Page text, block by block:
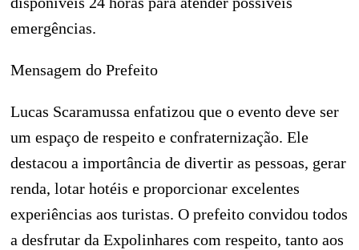
emergências.
Mensagem do Prefeito
Lucas Scaramussa enfatizou que o evento deve ser
um espaço de respeito e confraternização. Ele
destacou a importância de divertir as pessoas, gerar
renda, lotar hotéis e proporcionar excelentes
experiências aos turistas. O prefeito convidou todos
a desfrutar da Expolinhares com respeito, tanto aos